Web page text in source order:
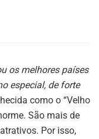
os melhores países
especial, de forte
como o “Velho
São mais de
Por isso,